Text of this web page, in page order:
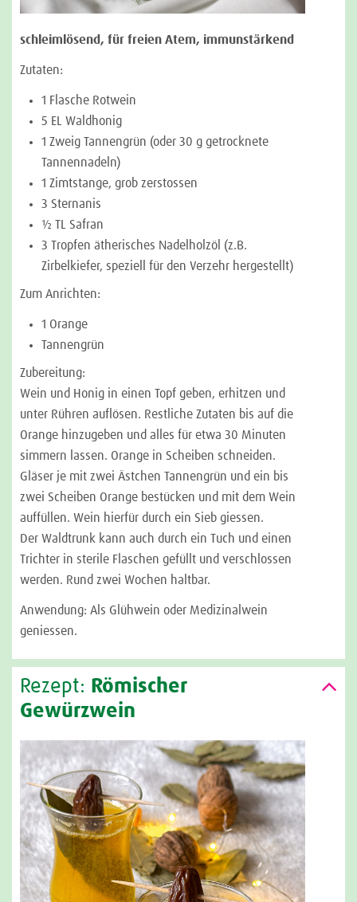
schleimlösend, für freien Atem, immunstärkend
Zutaten:
1 Flasche Rotwein
5 EL Waldhonig
1 Zweig Tannengrün (oder 30 g getrocknete
Tannennadeln)
1 Zimtstange, grob zerstossen
3 Sternanis
½ TL Safran
3 Tropfen ätherisches Nadelholzöl (z.B.
Zirbelkiefer, speziell für den Verzehr hergestellt)
Zum Anrichten:
1 Orange
Tannengrün
Zubereitung:
Wein und Honig in einen Topf geben, erhitzen und
unter Rühren auflösen. Restliche Zutaten bis auf die
Orange hinzugeben und alles für etwa 30 Minuten
simmern lassen. Orange in Scheiben schneiden.
Gläser je mit zwei Ästchen Tannengrün und ein bis
zwei Scheiben Orange bestücken und mit dem Wein
auffüllen. Wein hierfür durch ein Sieb giessen.
Der Waldtrunk kann auch durch ein Tuch und einen
Trichter in sterile Flaschen gefüllt und verschlossen
werden. Rund zwei Wochen haltbar.
Anwendung: Als Glühwein oder Medizinalwein
geniessen.
Rezept: Römischer
Gewürzwein